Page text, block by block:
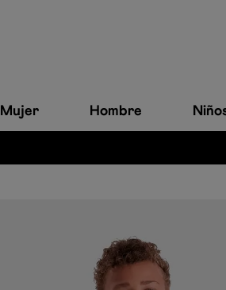
Mujer Hombre